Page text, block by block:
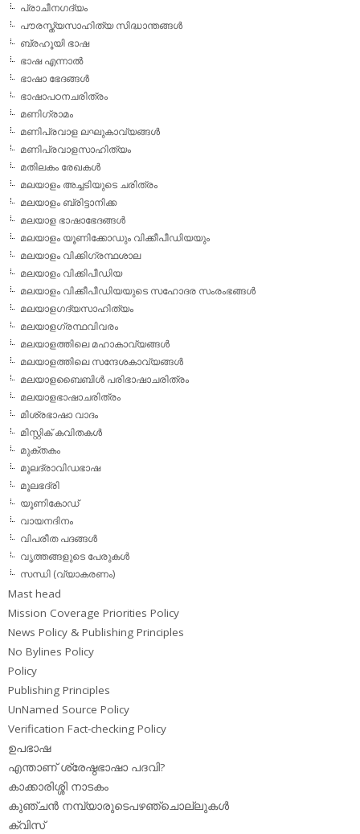
പ്രാചീനഗദ്യം
പൗരസ്ത്യസാഹിത്യ സിദ്ധാന്തങ്ങള്‍
ബ്രഹൂയി ഭാഷ
ഭാഷ എന്നാല്‍
ഭാഷാ ഭേദങ്ങള്‍
ഭാഷാപഠനചരിത്രം
മണിഗ്രാമം
മണിപ്രവാള ലഘുകാവ്യങ്ങള്‍
മണിപ്രവാളസാഹിത്യം
മതിലകം രേഖകള്‍
മലയാളം അച്ചടിയുടെ ചരിത്രം
മലയാളം ബ്രിട്ടാനിക്ക
മലയാള ഭാഷാഭേദങ്ങള്‍
മലയാളം യൂണിക്കോഡും വിക്കീപീഡിയയും
മലയാളം വിക്കിഗ്രന്ഥശാല
മലയാളം വിക്കിപീഡിയ
മലയാളം വിക്കീപീഡിയയുടെ സഹോദര സംരംഭങ്ങള്‍
മലയാളഗദ്യസാഹിത്യം
മലയാളഗ്രന്ഥവിവരം
മലയാളത്തിലെ മഹാകാവ്യങ്ങള്‍
മലയാളത്തിലെ സന്ദേശകാവ്യങ്ങള്‍
മലയാളബൈബിള്‍ പരിഭാഷാചരിത്രം
മലയാളഭാഷാചരിത്രം
മിശ്രഭാഷാ വാദം
മിസ്റ്റിക് കവിതകള്‍
മുക്തകം
മൂലദ്രാവിഡഭാഷ
മൂലഭദ്രി
യൂണികോഡ്
വായനദിനം
വിപരീത പദങ്ങള്‍
വൃത്തങ്ങളുടെ പേരുകള്‍
സന്ധി (വ്യാകരണം)
Mast head
Mission Coverage Priorities Policy
News Policy & Publishing Principles
No Bylines Policy
Policy
Publishing Principles
UnNamed Source Policy
Verification Fact-checking Policy
ഉപഭാഷ
എന്താണ് ശ്രേഷ്ഠഭാഷാ പദവി?
കാക്കാരിശ്ശി നാടകം
കുഞ്ചന്‍ നമ്പ്യാരുടെപഴഞ്ചൊല്ലുകള്‍
ക്വിസ്